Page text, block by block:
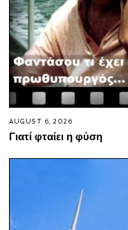
AUGUST 6, 2026
Γιατί φταίει η φύση